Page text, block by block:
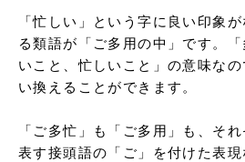
「忙しい」という字に良い印象
る類語が「ご多用の中」です。
いこと、忙しいこと」の意味な
い換えることができます。
「ご多忙」も「ご多用」も、そ
表す接頭語の「ご」を付けた表